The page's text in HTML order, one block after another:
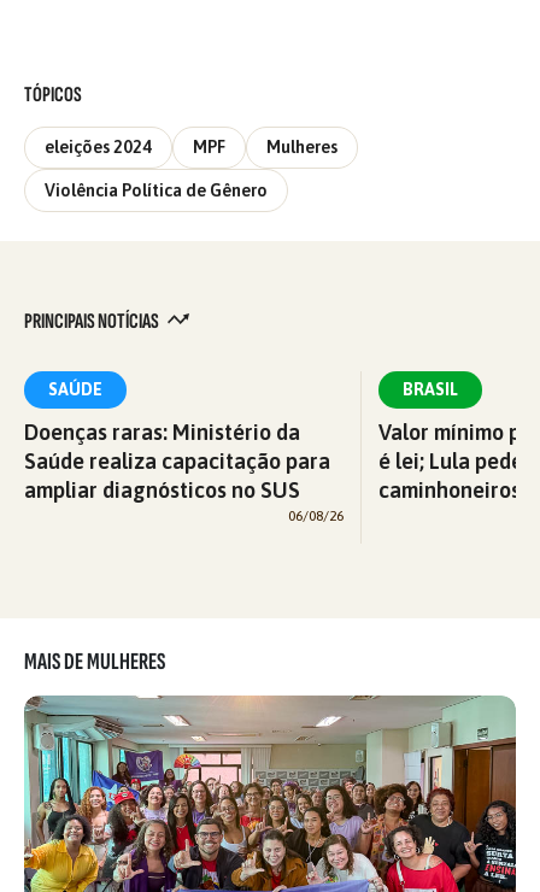
TÓPICOS
eleições 2024 MPF Mulheres
Violência Política de Gênero
PRINCIPAIS NOTÍCIAS
SAÚDE
Doenças raras: Ministério da
Saúde realiza capacitação para
ampliar diagnósticos no SUS
06/08/26
BRASIL
Valor mínimo
é lei; Lula pede
caminhoneiros
MAIS DE MULHERES